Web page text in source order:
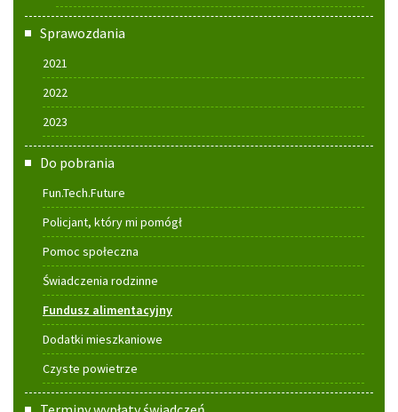
Sprawozdania
2021
2022
2023
Do pobrania
Fun.Tech.Future
Policjant, który mi pomógł
Pomoc społeczna
Świadczenia rodzinne
Fundusz alimentacyjny
Dodatki mieszkaniowe
Czyste powietrze